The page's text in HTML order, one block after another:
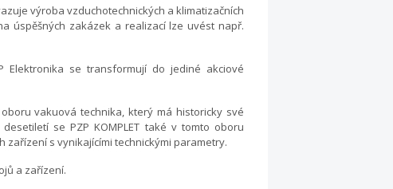
výroba vzduchotechnických a klimatizačních
úspěšných zakázek a realizací lze uvést např.
Elektronika se transformují do jediné akciové
vakuová technika, který má historicky své
se PZP KOMPLET také v tomto oboru
s vynikajícími technickými parametry.
a zařízení.